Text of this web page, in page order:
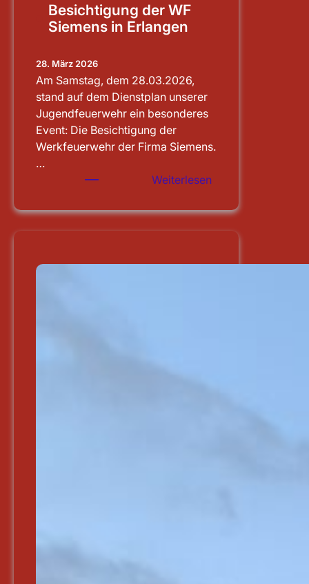
Besichtigung der WF
Siemens in Erlangen
28. März 2026
Am Samstag, dem 28.03.2026,
stand auf dem Dienstplan unserer
Jugendfeuerwehr ein besonderes
Event: Die Besichtigung der
Werkfeuerwehr der Firma Siemens.
…
Weiterlesen
der
in